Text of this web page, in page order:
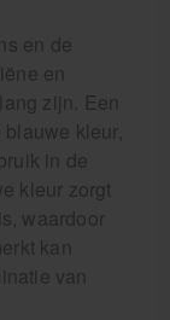
en de
en
zijn. Een
kleur,
in de
kleur zorgt
waardoor
kan
van